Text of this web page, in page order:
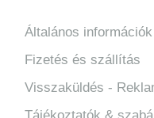
Általános információk
Fizetés és szállítás
Visszaküldés -
Tájékoztatók &